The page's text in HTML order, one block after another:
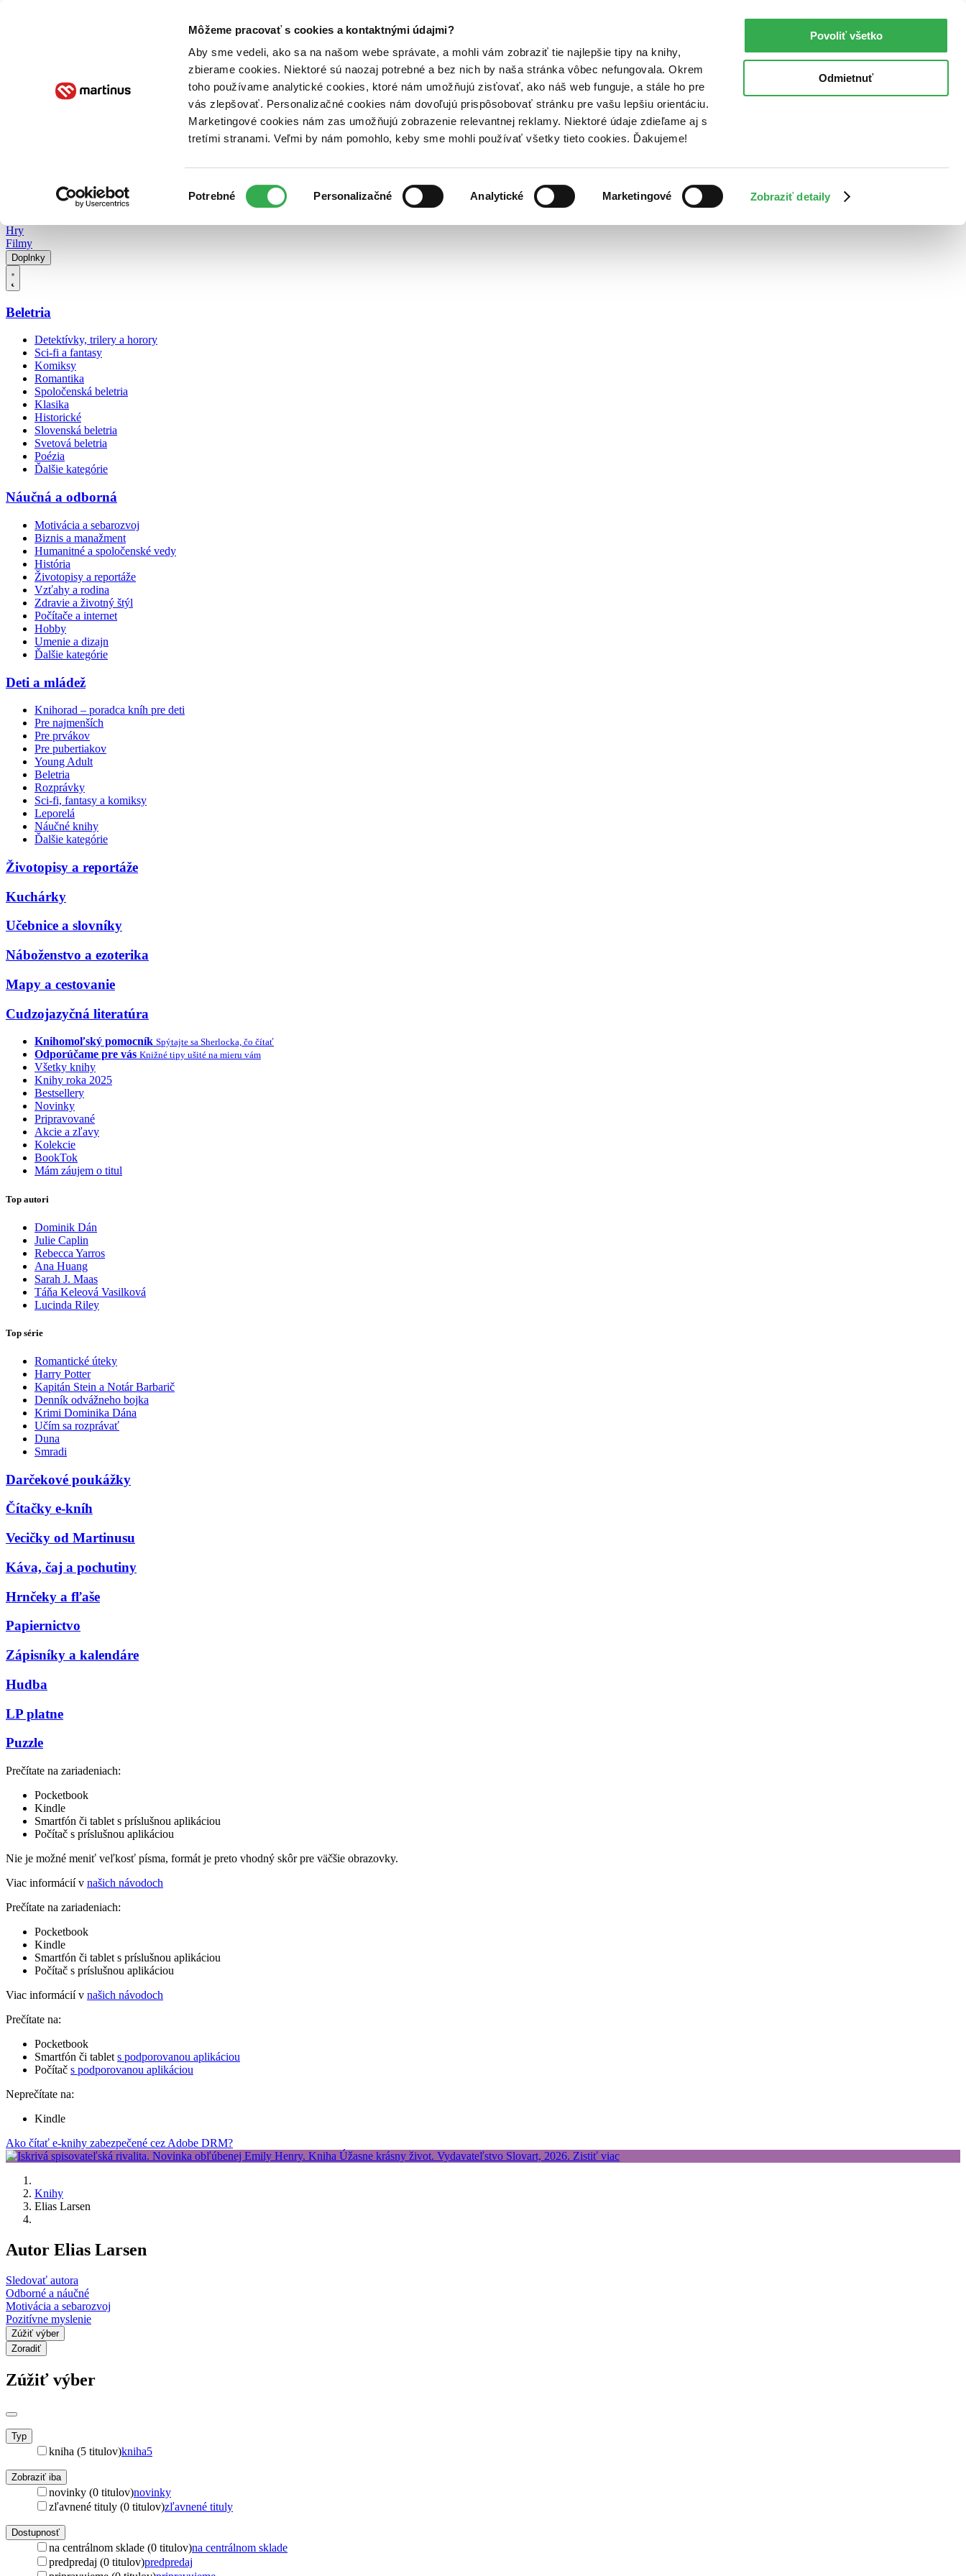
Môžeme pracovať s cookies a kontaktnými údajmi?
Aby sme vedeli, ako sa na našom webe správate, a mohli vám zobraziť tie najlepšie tipy na knihy,
zbierame cookies. Niektoré sú naozaj potrebné a bez nich by naša stránka vôbec nefungovala. Okrem
toho používame analytické cookies, ktoré nám umožňujú zisťovať, ako náš web funguje, a stále ho pre
vás zlepšovať. Personalizačné cookies nám dovoľujú prispôsobovať stránku pre vašu lepšiu orientáciu.
Marketingové cookies nám zas umožňujú zobrazenie relevantnej reklamy. Niektoré údaje zdieľame aj s
tretími stranami. Veľmi by nám pomohlo, keby sme mohli používať všetky tieto cookies. Ďakujeme!
súhlasu
Potrebné Personalizačné Analytické Marketingové Zobraziť detaily
Povoliť všetko
Odmietnuť
Poukážky Kontakt
Hry
Filmy
Doplnky
Beletria
Detektívky, trilery a horory
Sci-fi a fantasy
Komiksy
Romantika
Spoločenská beletria
Klasika
Historické
Slovenská beletria
Svetová beletria
Poézia
Ďalšie kategórie
Náučná a odborná
Motivácia a sebarozvoj
Biznis a manažment
Humanitné a spoločenské vedy
História
Životopisy a reportáže
Vzťahy a rodina
Zdravie a životný štýl
Počítače a internet
Hobby
Umenie a dizajn
Ďalšie kategórie
Deti a mládež
Knihorad – poradca kníh pre deti
Pre najmenších
Pre prvákov
Pre pubertiakov
Young Adult
Beletria
Rozprávky
Sci-fi, fantasy a komiksy
Leporelá
Náučné knihy
Ďalšie kategórie
Životopisy a reportáže
Kuchárky
Učebnice a slovníky
Náboženstvo a ezoterika
Mapy a cestovanie
Cudzojazyčná literatúra
Knihomoľský pomocník Spýtajte sa Sherlocka, čo čítať
Odporúčame pre vás Knižné tipy ušité na mieru vám
Všetky knihy
Knihy roka 2025
Bestsellery
Novinky
Pripravované
Akcie a zľavy
Kolekcie
BookTok
Mám záujem o titul
Top autori
Dominik Dán
Julie Caplin
Rebecca Yarros
Ana Huang
Sarah J. Maas
Táňa Keleová Vasilková
Lucinda Riley
Top série
Romantické úteky
Harry Potter
Kapitán Stein a Notár Barbarič
Denník odvážneho bojka
Krimi Dominika Dána
Učím sa rozprávať
Duna
Smradi
Darčekové poukážky
Čítačky e-kníh
Vecičky od Martinusu
Káva, čaj a pochutiny
Hrnčeky a fľaše
Papiernictvo
Zápisníky a kalendáre
Hudba
LP platne
Puzzle
Prečítate na zariadeniach:
Pocketbook
Kindle
Smartfón či tablet s príslušnou aplikáciou
Počítač s príslušnou aplikáciou
Nie je možné meniť veľkosť písma, formát je preto vhodný skôr pre väčšie obrazovky.
Viac informácií v našich návodoch
Prečítate na zariadeniach:
Pocketbook
Kindle
Smartfón či tablet s príslušnou aplikáciou
Počítač s príslušnou aplikáciou
Viac informácií v našich návodoch
Prečítate na:
Pocketbook
Smartfón či tablet s podporovanou aplikáciou
Počítač s podporovanou aplikáciou
Neprečítate na:
Kindle
Ako čítať e-knihy zabezpečené cez Adobe DRM?
Knihy
Elias Larsen
Autor Elias Larsen
Sledovať autora
Odborné a náučné
Motivácia a sebarozvoj
Pozitívne myslenie
Zúžiť výber
Zoradiť
Zúžiť výber
Typ
kniha (5 titulov)kniha5
Zobraziť iba
novinky (0 titulov)novinky
zľavnené tituly (0 titulov)zľavnené tituly
Dostupnosť
na centrálnom sklade (0 titulov)na centrálnom sklade
predpredaj (0 titulov)predpredaj